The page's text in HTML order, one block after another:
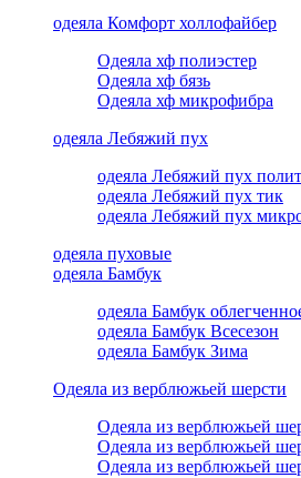
одеяла Комфорт холлофайбер
Одеяла хф полиэстер
Одеяла хф бязь
Одеяла хф микрофибра
одеяла Лебяжий пух
одеяла Лебяжий пух
одеяла Лебяжий пух тик
одеяла Лебяжий пух
одеяла пуховые
одеяла Бамбук
одеяла Бамбук
одеяла Бамбук Всесезон
одеяла Бамбук Зима
Одеяла из верблюжьей шерсти
Одеяла из верблюжьей
Одеяла из верблюжьей
Одеяла из верблюжьей